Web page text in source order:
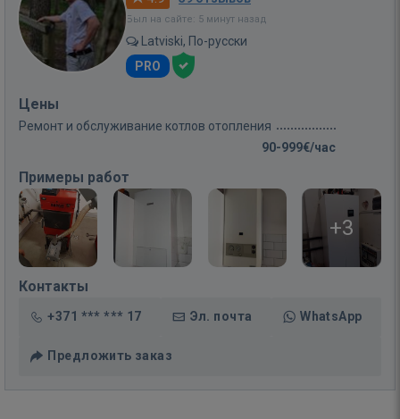
Был на сайте: 5 минут назад
Latviski, По-русски
PRO
Цены
Ремонт и обслуживание котлов отопления
90-999€/час
Примеры работ
+3
Контакты
+371 *** *** 17 Эл. почта WhatsApp
Предложить заказ